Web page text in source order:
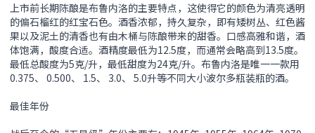
上市前长期陈酿是布鲁内洛的主要特点，这使得它的颜色为清亮透明
的偏石榴红的红宝石色。酒香浓郁，持久复杂，即有矮树丛、红色酱
果以及泥土的清香也有由木桶与陈酿带来的甜香。口感高雅和谐，酒
体饱满，酸度合适。酒精度最低为12.5度，而通常会略高到13.5度。
最低总酸度为5克/升，最低甜度为24克/升。布鲁内洛是唯一一款用
0.375、 0.500、 1.5、 3.0、 5.0升等不同大小波尔多瓶装瓶的酒。
最佳年份